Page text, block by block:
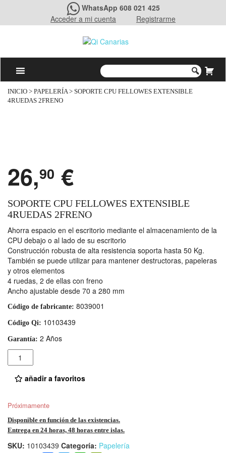
WhatsApp 608 021 425
Acceder a mi cuenta
Registrarme
INICIO > PAPELERÍA> SOPORTE CPU FELLOWES EXTENSIBLE
4RUEDAS 2FRENO
26,90 €
SOPORTE CPU FELLOWES EXTENSIBLE
4RUEDAS 2FRENO
Ahorra espacio en el escritorio mediante el almacenamiento de la
CPU debajo o al lado de su escritorio
Construcción robusta de alta resistencia soporta hasta 50 Kg.
También se puede utilizar para mantener destructoras, papeleras
y otros elementos
4 ruedas, 2 de ellas con freno
Ancho ajustable desde 70 a 280 mm
Código de fabricante: 8039001
Código Qi: 10103439
Garantía: 2 Años
Cantidad
añadir a favoritos
Próximamente
Disponible en función de las existencias.
Entrega en 24 horas, 48 horas entre islas.
SKU: 10103439 Categoría: Papelería